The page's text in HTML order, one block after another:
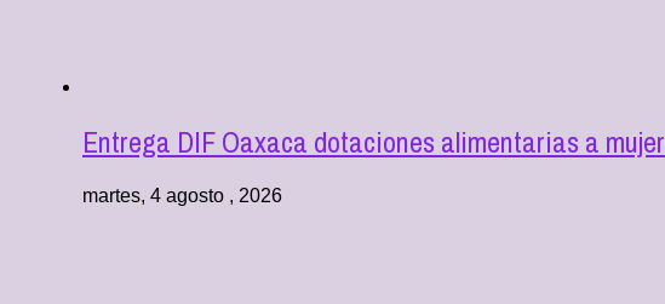
Entrega DIF Oaxaca dotaciones alimentarias a
martes, 4 agosto , 2026